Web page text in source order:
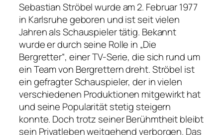
Sebastian Ströbel wurde am 2. Februar 1977
in Karlsruhe geboren und ist seit vielen
Jahren als Schauspieler tätig. Bekannt
wurde er durch seine Rolle in „Die
Bergretter“, einer TV-Serie, die sich rund um
ein Team von Bergrettern dreht. Ströbel ist
ein gefragter Schauspieler, der in vielen
verschiedenen Produktionen mitgewirkt hat
und seine Popularität stetig steigern
konnte. Doch trotz seiner Berühmtheit bleibt
sein Privatleben weitgehend verborgen. Das